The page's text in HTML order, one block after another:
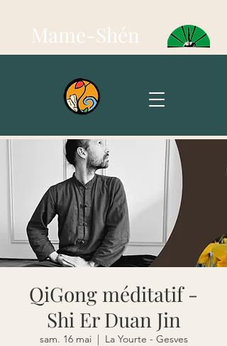
Mame-Shén
QiGong méditatif -
Shi Er Duan Jin
sam. 16 mai
  |
La Yourte - Gesves